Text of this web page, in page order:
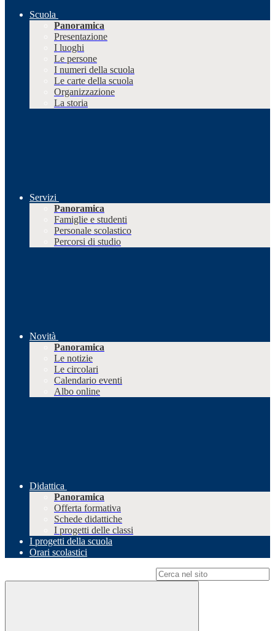
Scuola
Panoramica
Presentazione
I luoghi
Le persone
I numeri della scuola
Le carte della scuola
Organizzazione
La storia
Servizi
Panoramica
Famiglie e studenti
Personale scolastico
Percorsi di studio
Novità
Panoramica
Le notizie
Le circolari
Calendario eventi
Albo online
Didattica
Panoramica
Offerta formativa
Schede didattiche
I progetti delle classi
I progetti della scuola
Orari scolastici